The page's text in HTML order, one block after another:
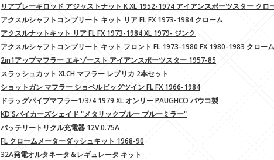
リアブレーキロッド アジャストナット K XL 1952-1974 アイアンスポーツスター クロ
アクスルシャフトコンプリート キット リア FL FX 1973-1984 クローム
アクスルナットキット リア FL FX 1973-1984 XL 1979- ジンク
アクスルシャフトコンプリート キット フロント FL 1973-1980 FX 1980-1983 クローム
2in1アップマフラー エキゾースト アイアンスポーツスター 1957-85
スラッシュカット XLCH マフラー レプリカ 2本セット
ショットガン マフラー ショベルビッグツイン FL FX 1966-1984
ドラッグパイプマフラー1/3/4 1979 XL オンリー PAUGHCO パウコ製
KD'Sバイカーズシェイド "メタリックブルー ブルーミラー"
バッテリートリクル充電器 12V 0.75A
FL クロームメーターダッシュキット 1968-90
32A発電オルタネータ＆レギュレータ キット